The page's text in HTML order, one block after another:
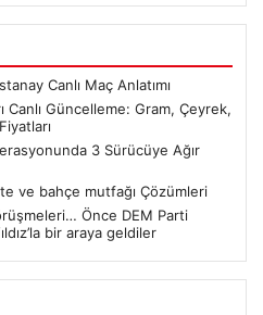
Canlı Maç Anlatımı
Canlı Güncelleme: Gram, Çeyrek,
3 Sürücüye Ağır
ve bahçe mutfağı Çözümleri
Önce DEM Parti
bir araya geldiler